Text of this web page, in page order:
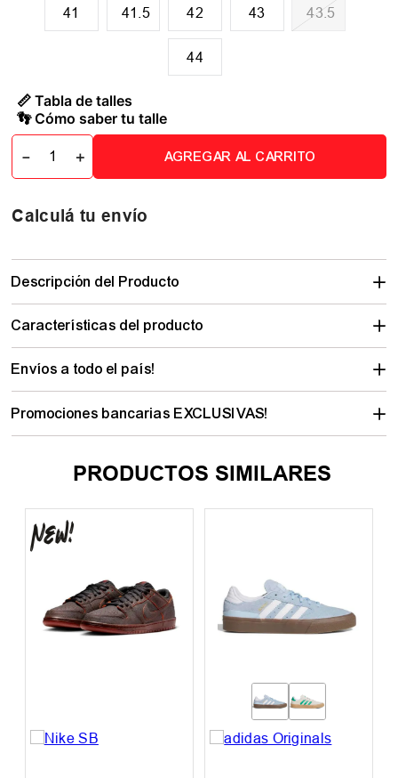
41 41.5 42 43 43.5
44
📏 Tabla de talles
👣 Cómo saber tu talle
＋
－ AGREGAR AL CARRITO
Calculá tu envío
Descripción del Producto
Características del producto
Envíos a todo el país!
Promociones bancarias EXCLUSIVAS!
PRODUCTOS SIMILARES